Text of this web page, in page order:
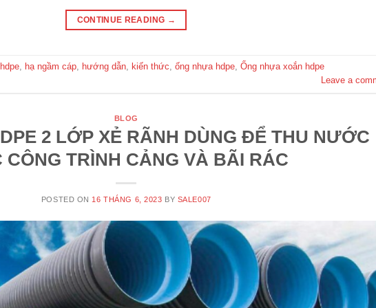
CONTINUE READING →
, hạ ngầm cáp, hướng dẫn, kiến thức, ống nhựa hdpe, Ống nhựa xoắn hdpe
Leave a
BLOG
2 LỚP XẺ RÃNH DÙNG ĐỂ THU NƯỚC
CÔNG TRÌNH CẢNG VÀ BÃI RÁC
POSTED ON16 THÁNG 6, 2023 BY SALE007